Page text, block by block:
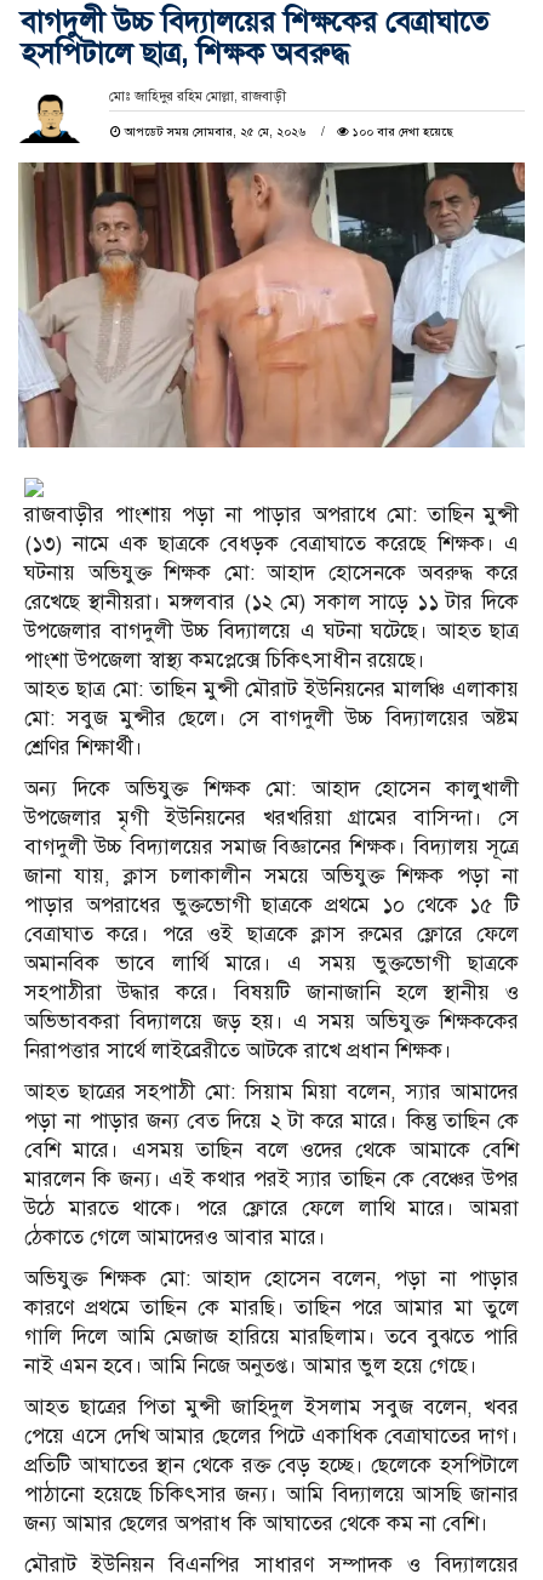
বাগদুলী উচ্চ বিদ্যালয়ের শিক্ষকের বেত্রাঘাতে
হসপিটালে ছাত্র, শিক্ষক অবরুদ্ধ
মোঃ জাহিদুর রহিম মোল্লা, রাজবাড়ী
আপডেট সময় সোমবার, ২৫ মে, ২০২৬ ১০০ বার দেখা হয়েছে
রাজবাড়ীর পাংশায় পড়া না পাড়ার অপরাধে মো: তাছিন মুন্সী
(১৩) নামে এক ছাত্রকে বেধড়ক বেত্রাঘাতে করেছে শিক্ষক। এ
ঘটনায় অভিযুক্ত শিক্ষক মো: আহাদ হোসেনকে অবরুদ্ধ করে
রেখেছে স্থানীয়রা। মঙ্গলবার (১২ মে) সকাল সাড়ে ১১ টার দিকে
উপজেলার বাগদুলী উচ্চ বিদ্যালয়ে এ ঘটনা ঘটেছে। আহত ছাত্র
পাংশা উপজেলা স্বাস্থ্য কমপ্লেক্সে চিকিৎসাধীন রয়েছে।
আহত ছাত্র মো: তাছিন মুন্সী মৌরাট ইউনিয়নের মালঞ্চি এলাকায়
মো: সবুজ মুন্সীর ছেলে। সে বাগদুলী উচ্চ বিদ্যালয়ের অষ্টম
শ্রেণির শিক্ষার্থী।
অন্য দিকে অভিযুক্ত শিক্ষক মো: আহাদ হোসেন কালুখালী
উপজেলার মৃগী ইউনিয়নের খরখরিয়া গ্রামের বাসিন্দা। সে
বাগদুলী উচ্চ বিদ্যালয়ের সমাজ বিজ্ঞানের শিক্ষক। বিদ্যালয় সূত্রে
জানা যায়, ক্লাস চলাকালীন সময়ে অভিযুক্ত শিক্ষক পড়া না
পাড়ার অপরাধের ভুক্তভোগী ছাত্রকে প্রথমে ১০ থেকে ১৫ টি
বেত্রাঘাত করে। পরে ওই ছাত্রকে ক্লাস রুমের ফ্লোরে ফেলে
অমানবিক ভাবে লার্থি মারে। এ সময় ভুক্তভোগী ছাত্রকে
সহপাঠীরা উদ্ধার করে। বিষয়টি জানাজানি হলে স্থানীয় ও
অভিভাবকরা বিদ্যালয়ে জড় হয়। এ সময় অভিযুক্ত শিক্ষককের
নিরাপত্তার সার্থে লাইব্রেরীতে আটকে রাখে প্রধান শিক্ষক।
আহত ছাত্রের সহপাঠী মো: সিয়াম মিয়া বলেন, স্যার আমাদের
পড়া না পাড়ার জন্য বেত দিয়ে ২ টা করে মারে। কিন্তু তাছিন কে
বেশি মারে। এসময় তাছিন বলে ওদের থেকে আমাকে বেশি
মারলেন কি জন্য। এই কথার পরই স্যার তাছিন কে বেঞ্চের উপর
উঠে মারতে থাকে। পরে ফ্লোরে ফেলে লাথি মারে। আমরা
ঠেকাতে গেলে আমাদেরও আবার মারে।
অভিযুক্ত শিক্ষক মো: আহাদ হোসেন বলেন, পড়া না পাড়ার
কারণে প্রথমে তাছিন কে মারছি। তাছিন পরে আমার মা তুলে
গালি দিলে আমি মেজাজ হারিয়ে মারছিলাম। তবে বুঝতে পারি
নাই এমন হবে। আমি নিজে অনুতপ্ত। আমার ভুল হয়ে গেছে।
আহত ছাত্রের পিতা মুন্সী জাহিদুল ইসলাম সবুজ বলেন, খবর
পেয়ে এসে দেখি আমার ছেলের পিটে একাধিক বেত্রাঘাতের দাগ।
প্রতিটি আঘাতের স্থান থেকে রক্ত বেড় হচ্ছে। ছেলেকে হসপিটালে
পাঠানো হয়েছে চিকিৎসার জন্য। আমি বিদ্যালয়ে আসছি জানার
জন্য আমার ছেলের অপরাধ কি আঘাতের থেকে কম না বেশি।
মৌরাট ইউনিয়ন বিএনপির সাধারণ সম্পাদক ও বিদ্যালয়ের